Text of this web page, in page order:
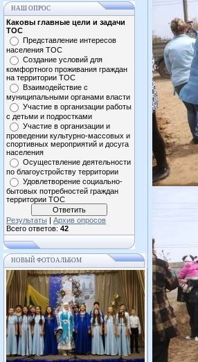
НАШ ОПРОС
Каковы главные цели и задачи
ТОС
Представление интересов
населения ТОС
Создание условий для
комфортного проживания граждан
на территории ТОС
Взаимодействие с
муниципальными органами власти
Участие в организации работы
с детьми и подростками
Участие в организации и
проведении культурно-массовых и
спортивных мероприятий и досуга
населения
Осуществление деятельности
по благоустройству территории
Удовлетворение социально-
бытовых потребностей граждан
территории ТОС
Результаты | Архив опросов
Всего ответов: 42
НОВЫЙ ФОТОАЛЬБОМ